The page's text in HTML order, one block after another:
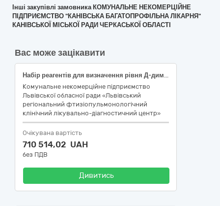
Інші закупівлі замовника КОМУНАЛЬНЕ НЕКОМЕРЦІЙНЕ
ПІДПРИЄМСТВО "КАНІВСЬКА БАГАТОПРОФІЛЬНА ЛІКАРНЯ"
КАНІВСЬКОЇ МІСЬКОЇ РАДИ ЧЕРКАСЬКОЇ ОБЛАСТІ
Вас може зацікавити
Набір реагентів для визначення рівня Д-димеру (25 тестів/набір); Набір реагентів для визначення рівня Ізоферменту креатинкінази МВ (25 тестів/набір); Набір реагентів для визначення рівня Серцевого тропоніну I (25 тестів/набір); Набір реагентів для визначення рівня Міогемоглобіну (25 тестів/набір); Набір реагентів для визначення рівня Прокальцитоніну (25 тестів/набір); Набір реагентів для визначення рівня Високочутливого C-реактивного білку (25 тестів/набір); Набір реагентів для визначення рівня Глікогемоглобіну (25 тестів/набір); Набір реагентів для визначення рівня Пепсиногену І (25 тестів/набір); Набір реагентів для визначення рівня Пепсиногену ІІ (25 тестів/набір); Набір реагентів для визначення рівня Антитіл до хелікобактер пілорі (25 тестів/набір); Набір реагентів для визначення рівня Феритину (25 тестів/набір); Набір реагентів для визначення рівня Тригліцериду (25 тестів/набір); Набір реагентів для визначення рівня Загального холестерину (25 тестів/набір); Набір реагентів для визначення рівня Холестерину ліпопротеїдів високої щільності (25 тестів/набір); Набір реагентів для визначення рівня Холестерину ліпопротеїдів низької щільності (25 тестів/набір)
Комунальне некомерційне підприємство
Львівської обласної ради «Львівський
регіональний фтизіопульмонологічний
клінічний лікувально-діагностичний центр»
Очікувана вартість
710 514,02 UAH
без ПДВ
Дивитись